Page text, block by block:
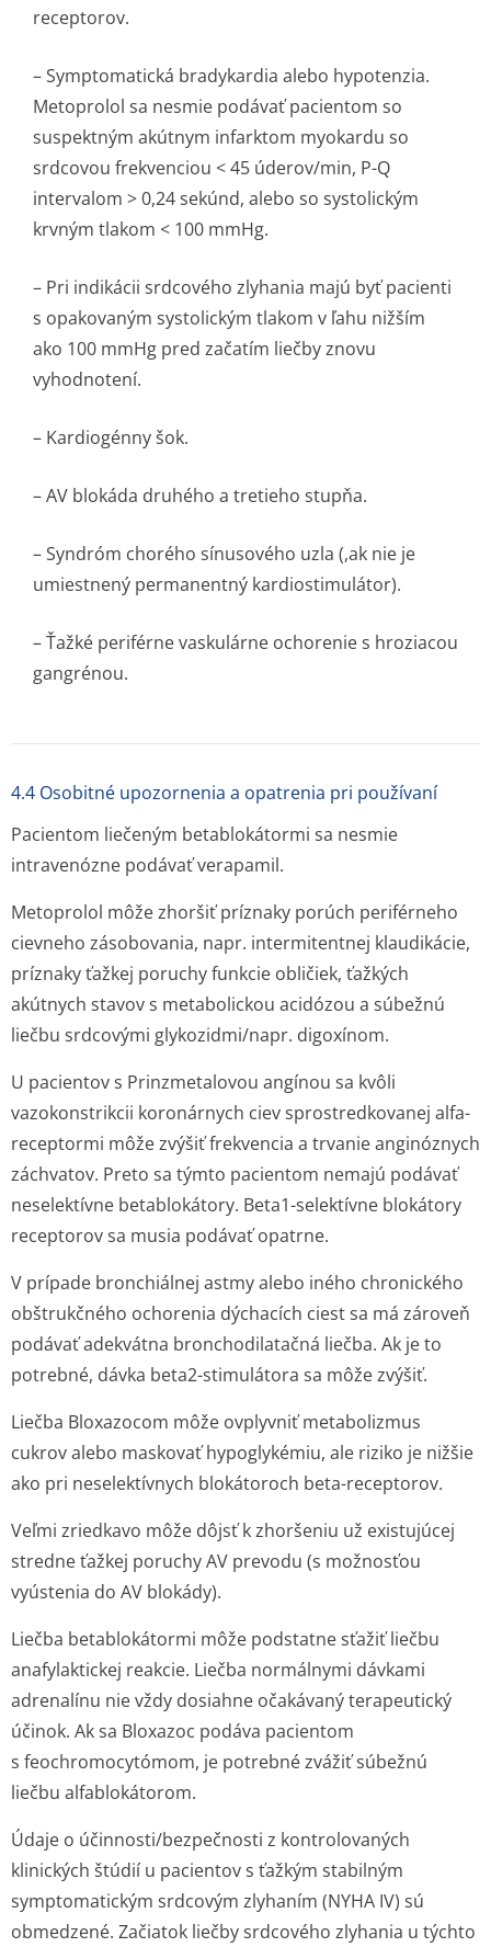
receptorov.
– Symptomatická bradykardia alebo hypotenzia.
Metoprolol sa nesmie podávať pacientom so
suspektným akútnym infarktom myokardu so
srdcovou frekvenciou < 45 úderov/min, P-Q
intervalom > 0,24 sekúnd, alebo so systolickým
krvným tlakom < 100 mmHg.
– Pri indikácii srdcového zlyhania majú byť pacienti
s opakovaným systolickým tlakom v ľahu nižším
ako 100 mmHg pred začatím liečby znovu
vyhodnotení.
– Kardiogénny šok.
– AV blokáda druhého a tretieho stupňa.
– Syndróm chorého sínusového uzla (,ak nie je
umiestnený permanentný kardiostimulátor).
– Ťažké periférne vaskulárne ochorenie s hroziacou
gangrénou.
4.4 Osobitné upozornenia a opatrenia pri používaní
Pacientom liečeným betablokátormi sa nesmie
intravenózne podávať verapamil.
Metoprolol môže zhoršiť príznaky porúch periférneho
cievneho zásobovania, napr. intermitentnej klaudikácie,
príznaky ťažkej poruchy funkcie obličiek, ťažkých
akútnych stavov s metabolickou acidózou a súbežnú
liečbu srdcovými glykozidmi/napr. digoxínom.
U pacientov s Prinzmetalovou angínou sa kvôli
vazokonstrikcii koronárnych ciev sprostredkovanej alfa-
receptormi môže zvýšiť frekvencia a trvanie anginóznych
záchvatov. Preto sa týmto pacientom nemajú podávať
neselektívne betablokátory. Beta1-selektívne blokátory
receptorov sa musia podávať opatrne.
V prípade bronchiálnej astmy alebo iného chronického
obštrukčného ochorenia dýchacích ciest sa má zároveň
podávať adekvátna bronchodilatačná liečba. Ak je to
potrebné, dávka beta2-stimulátora sa môže zvýšiť.
Liečba Bloxazocom môže ovplyvniť metabolizmus
cukrov alebo maskovať hypoglykémiu, ale riziko je nižšie
ako pri neselektívnych blokátoroch beta-receptorov.
Veľmi zriedkavo môže dôjsť k zhoršeniu už existujúcej
stredne ťažkej poruchy AV prevodu (s možnosťou
vyústenia do AV blokády).
Liečba betablokátormi môže podstatne sťažiť liečbu
anafylaktickej reakcie. Liečba normálnymi dávkami
adrenalínu nie vždy dosiahne očakávaný terapeutický
účinok. Ak sa Bloxazoc podáva pacientom
s feochromocytómom, je potrebné zvážiť súbežnú
liečbu alfablokátorom.
Údaje o účinnosti/bez­pečnosti z kontrolovaných
klinických štúdií u pacientov s ťažkým stabilným
symptomatickým srdcovým zlyhaním (NYHA IV) sú
obmedzené. Začiatok liečby srdcového zlyhania u týchto